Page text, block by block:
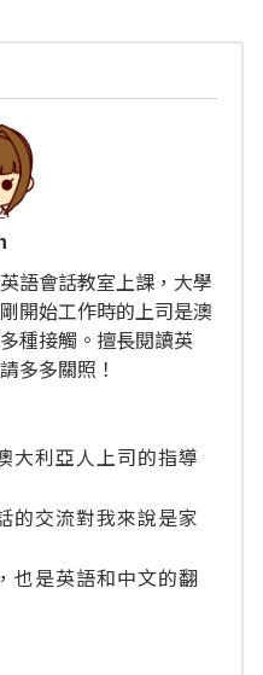
語會話教室上課，大學
開始工作時的上司是澳
種接觸。擅長閱讀英
多多關照！
大利亞人上司的指導
的交流對我來說是家
也是英語和中文的翻